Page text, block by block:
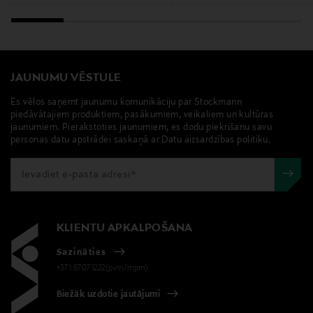
JAUNUMU VĒSTULE
Es vēlos saņemt jaunumu komunikāciju par Stockmann
piedāvātajiem produktiem, pasākumiem, veikaliem un kultūras
jaunumiem. Pierakstoties jaunumiem, es dodu piekrišanu savu
personas datu apstrādei saskaņā ar Datu aizsardzības politiku.
KLIENTU APKALPOŠANA
Sazināties
+371 67071222(pvm/mpm)
Biežāk uzdotie jautājumi